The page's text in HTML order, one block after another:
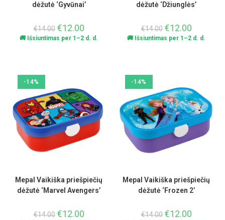
dėžutė ‘Gyvūnai’
€14.00 €12.00
🚚 Išsiuntimas per 1–2 d. d.
dėžutė ‘Džiunglės’
€14.00 €12.00
🚚 Išsiuntimas per 1–2 d. d.
-14%
Mepal Vaikiška priešpiečių
dėžutė ‘Marvel Avengers’
€14.00 €12.00
-14%
Mepal Vaikiška priešpiečių
dėžutė ‘Frozen 2’
€14.00 €12.00